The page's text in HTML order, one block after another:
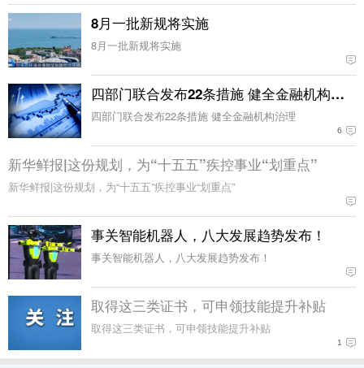
8月一批新规将实施
8月一批新规将实施
四部门联合发布22条措施 健全金融机构治理
四部门联合发布22条措施 健全金融机构治理
6
新华鲜报|这份规划，为“十五五”疾控事业“划重点”
新华鲜报|这份规划，为“十五五”疾控事业“划重点”
事关智能机器人，八大发展趋势发布！
事关智能机器人，八大发展趋势发布！
取得这三类证书，可申领技能提升补贴
取得这三类证书，可申领技能提升补贴
1